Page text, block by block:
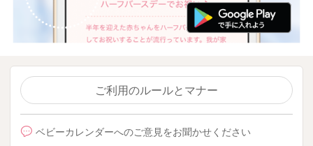
ご利用のルールとマナー
ベビーカレンダーへのご意見をお聞かせください